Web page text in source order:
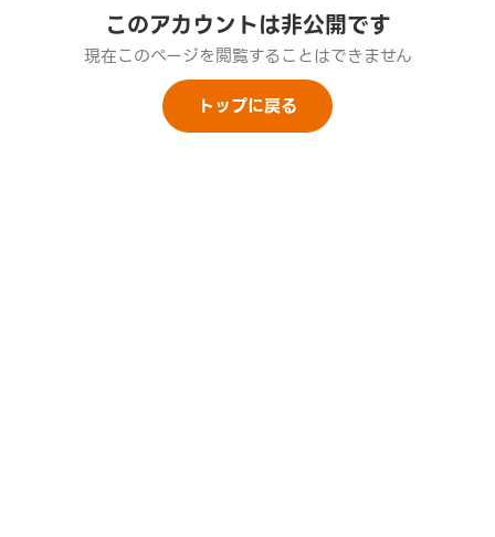
このアカウントは非公開です
現在このページを閲覧することはできません
トップに戻る